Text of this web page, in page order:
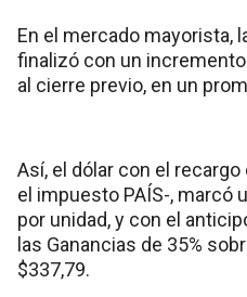
En el mercado mayorista,
finalizó con un
al cierre previo, en un
Así, el dólar con el
el impuesto PAÍS-, marcó
por unidad, y con el
las Ganancias de 35%
$337,79.